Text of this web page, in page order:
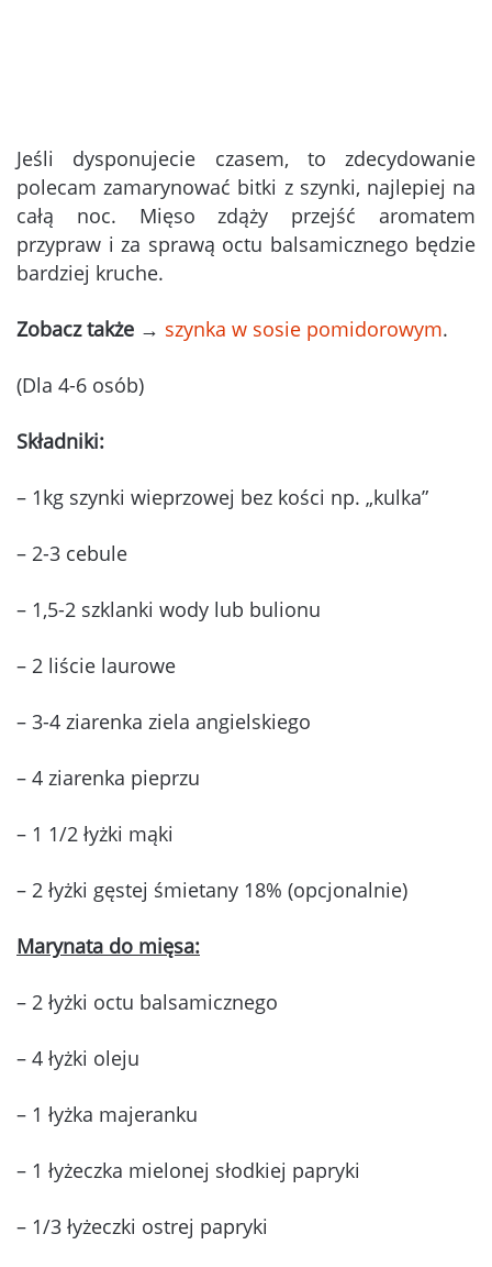
Jeśli dysponujecie czasem, to zdecydowanie
polecam zamarynować bitki z szynki, najlepiej na
całą noc. Mięso zdąży przejść aromatem
przypraw i za sprawą octu balsamicznego będzie
bardziej kruche.
Zobacz także → szynka w sosie pomidorowym.
(Dla 4-6 osób)
Składniki:
– 1kg szynki wieprzowej bez kości np. „kulka”
– 2-3 cebule
– 1,5-2 szklanki wody lub bulionu
– 2 liście laurowe
– 3-4 ziarenka ziela angielskiego
– 4 ziarenka pieprzu
– 1 1/2 łyżki mąki
– 2 łyżki gęstej śmietany 18% (opcjonalnie)
Marynata do mięsa:
– 2 łyżki octu balsamicznego
– 4 łyżki oleju
– 1 łyżka majeranku
– 1 łyżeczka mielonej słodkiej papryki
– 1/3 łyżeczki ostrej papryki